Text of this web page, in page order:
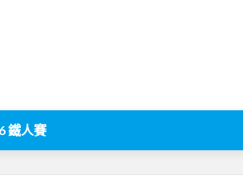
鐵人賽